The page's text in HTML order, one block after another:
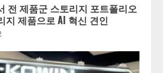
전 제품군 스토리지 포트폴리오
지 제품으로 AI 혁신 견인